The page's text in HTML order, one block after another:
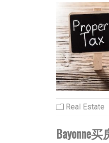
Real Estate
Bayonne